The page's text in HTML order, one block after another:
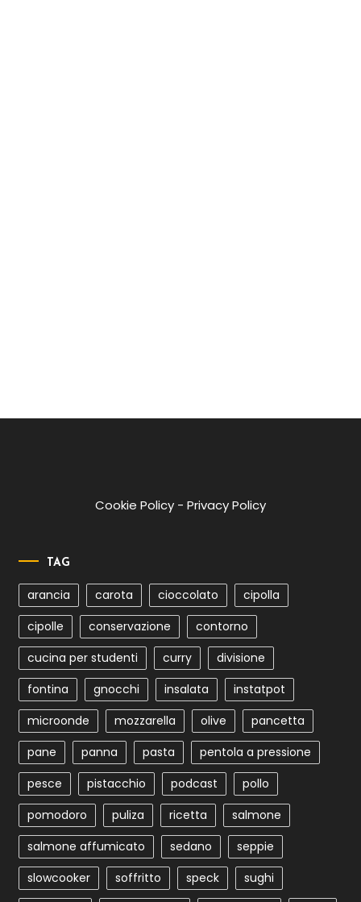
Cookie Policy -Privacy Policy
TAG
arancia carota cioccolato
cipolla
cipolle
conservazione
contorno
cucina per studenti
curry
divisione
fontina
gnocchi insalata
instatpot
microonde
mozzarella olive
pancetta
pane
panna pasta
pentola a pressione
pesce
pistacchio podcast
pollo
pomodoro
puliza ricetta
salmone
salmone affumicato
sedano
seppie
slowcooker
soffritto speck
sughi